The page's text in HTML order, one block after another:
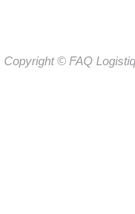
Copyright © FAQ